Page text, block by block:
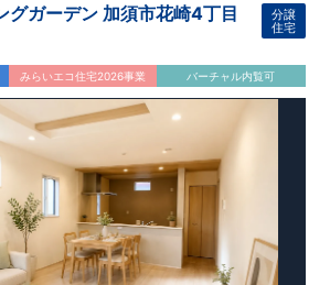
グガーデン 加須市花崎4丁目
分譲
住宅
みらいエコ住宅2026事業 バーチャル内覧可